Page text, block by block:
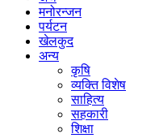
मनोरन्जन
पर्यटन
खेलकुद
अन्य
कृषि
व्यक्ति विशेष
साहित्य
सहकारी
शिक्षा